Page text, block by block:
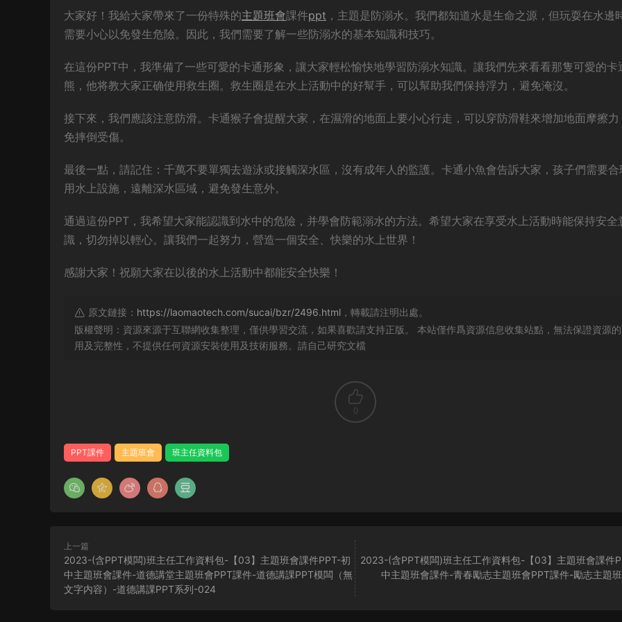
大家好！我給大家帶來了一份特殊的主題班會課件ppt ，主題是防溺水。我們都知道水是生命之源，但玩耍在水邊
需要小心以免發生危險。因此，我們需要了解一些防溺水的基本知識和技巧。
在這份PPT中，我準備了一些可愛的卡通形象，讓大家輕松愉快地學習防溺水知識。讓我們先來看看那隻可愛的卡
熊，他将教大家正确使用救生圈。救生圈是在水上活動中的好幫手，可以幫助我們保持浮力，避免淹沒。
接下來，我們應該注意防滑。卡通猴子會提醒大家，在濕滑的地面上要小心行走，可以穿防滑鞋來增加地面摩擦力
免摔倒受傷。
最後一點，請記住：千萬不要單獨去遊泳或接觸深水區，沒有成年人的監護。卡通小魚會告訴大家，孩子們需要合
用水上設施，遠離深水區域，避免發生意外。
通過這份PPT，我希望大家能認識到水中的危險，并學會防範溺水的方法。希望大家在享受水上活動時能保持安全
識，切勿掉以輕心。讓我們一起努力，營造一個安全、快樂的水上世界！
感謝大家！祝願大家在以後的水上活動中都能安全快樂！
原文鏈接： https://laomaotech.com/sucai/bzr/2496.html ，轉載請注明出處。
版權聲明：資源來源于互聯網收集整理，僅供學習交流，如果喜歡請支持正版。 本站僅作爲資源信息收集站點，無法保證資源
用及完整性，不提供任何資源安裝使用及技術服務。請自己研究文檔
0
PPT課件 主題班會 班主任資料包
上一篇
2023-(含PPT模闆)班主任工作資料包-【03】主題班會課件PPT-初
中主題班會課件-道德講堂主題班會PPT課件-道德講課PPT模闆（無
文字内容）-道德講課PPT系列-024
2023-(含PPT模闆)班主任工作資料包-【03】主題班會課件
中主題班會課件-青春勵志主題班會PPT課件-勵志主題